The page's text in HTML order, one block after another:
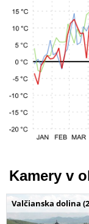
Kamery v
Valčianska dolina